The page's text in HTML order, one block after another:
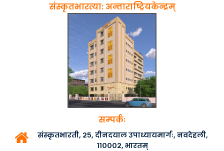
संस्कृतभारत्या: अन्ताराष्ट्रियकेन्द्रम्
सम्पर्कः
संस्कृतभारती, २५, दीनदयाल उपाध्यायमार्गः, नवदेहली,
११०००२, भारतम्